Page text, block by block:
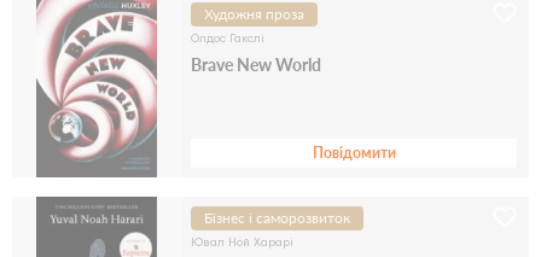
Художня проза
Олдос Гакслі
Brave New World
Повідомити
Бізнес і саморозвиток
Ювал Ной Харарі